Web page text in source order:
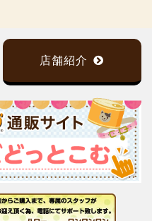
店舗紹介